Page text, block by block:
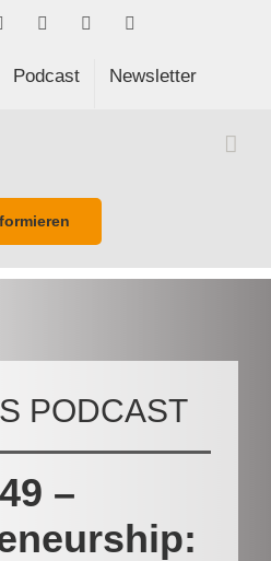
Spotify
Podcast Newsletter
PODCAST
–